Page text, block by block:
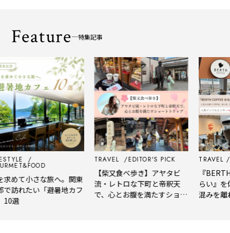
Feature 特集記事
て小さな旅へ。関東
れたい「避暑地カフ
TRAVEL EDITOR'S PICK
【柴又食べ歩き】アヤタビ
流・レトロな下町と帝釈天
で、心とお腹を満たすショー
TRAVEL
『BERTH
らい』を体
混みを離れ